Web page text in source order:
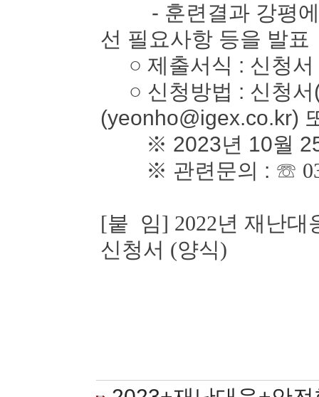
- 훈련결과 강평에
선 필요사항 등을 발표
○ 제출서식 : 신청서
○ 신청방법 : 신청서
(yeonho@igex.co.kr)
※ 2023년 10월 25
※ 관련문의 : ☏
[붙 임] 2022년 재난대
신청서 (양식)